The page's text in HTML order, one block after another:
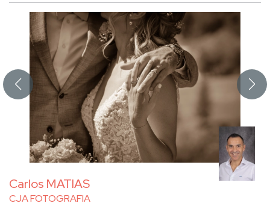
Carlos MATIAS
CJA FOTOGRAFIA